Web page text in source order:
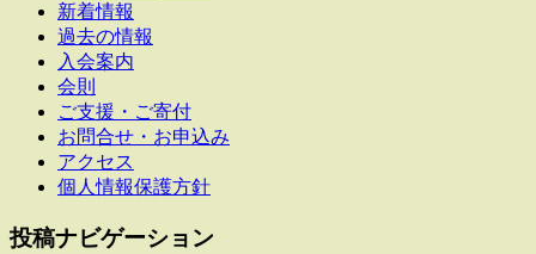
新着情報
過去の情報
入会案内
会則
ご支援・ご寄付
お問合せ・お申込み
アクセス
個人情報保護方針
投稿ナビゲーション